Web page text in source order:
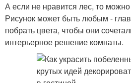
А если не нравится лес, то
Рисунок может быть любым -
побрать цвета, чтобы они
интерьерное решение комнаты.